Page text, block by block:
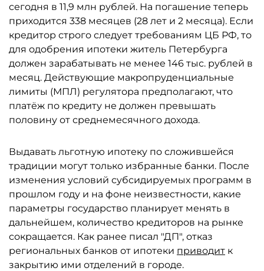
сегодня в 11,9 млн рублей. На погашение теперь
приходится 338 месяцев (28 лет и 2 месяца). Если
кредитор строго следует требованиям ЦБ РФ, то
для одобрения ипотеки житель Петербурга
должен зарабатывать не менее 146 тыс. рублей в
месяц. Действующие макропруденциальные
лимиты (МПЛ) регулятора предполагают, что
платёж по кредиту не должен превышать
половину от среднемесячного дохода.
Выдавать льготную ипотеку по сложившейся
традиции могут только избранные банки. После
изменения условий субсидируемых программ в
прошлом году и на фоне неизвестности, какие
параметры государство планирует менять в
дальнейшем, количество кредиторов на рынке
сокращается. Как ранее писал "ДП", отказ
региональных банков от ипотеки приводит к
закрытию ими отделений в городе.